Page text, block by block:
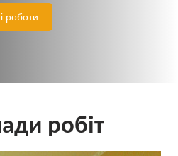
роботи
робіт